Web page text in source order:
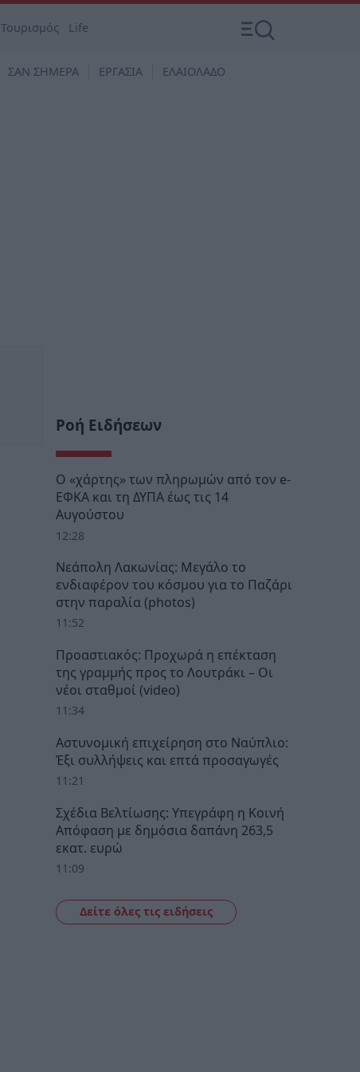
Τουρισμός Life
ΣΑΝ ΣΗΜΕΡΑ ΕΡΓΑΣΙΑ ΕΛΑΙΟΛΑΔΟ
Ροή Ειδήσεων
Ο «χάρτης» των πληρωμών από τον e-
ΕΦΚΑ και τη ΔΥΠΑ έως τις 14
Αυγούστου
12:28
Νεάπολη Λακωνίας: Μεγάλο το
ενδιαφέρον του κόσμου για το Παζάρι
στην παραλία (photos)
11:52
Προαστιακός: Προχωρά η επέκταση
της γραμμής προς το Λουτράκι – Οι
νέοι σταθμοί (video)
11:34
Αστυνομική επιχείρηση στο Ναύπλιο:
Έξι συλλήψεις και επτά προσαγωγές
11:21
Σχέδια Βελτίωσης: Υπεγράφη η Κοινή
Απόφαση με δημόσια δαπάνη 263,5
εκατ. ευρώ
11:09
Δείτε όλες τις ειδήσεις